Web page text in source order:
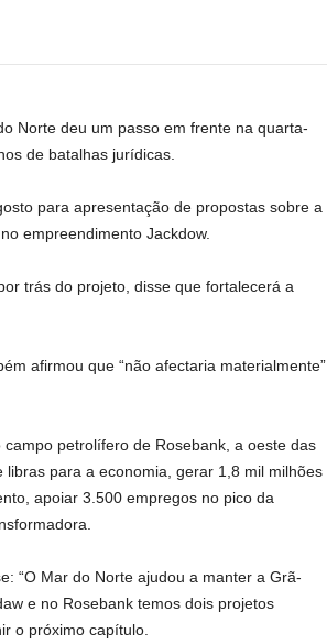
Norte deu um passo em frente na quarta-
de batalhas jurídicas.
para apresentação de propostas sobre a
empreendimento Jackdow.
trás do projeto, disse que fortalecerá a
afirmou que “não afectaria materialmente”
petrolífero de Rosebank, a oeste das
para a economia, gerar 1,8 mil milhões
apoiar 3.500 empregos no pico da
“O Mar do Norte ajudou a manter a Grã-
e no Rosebank temos dois projetos
o próximo capítulo.